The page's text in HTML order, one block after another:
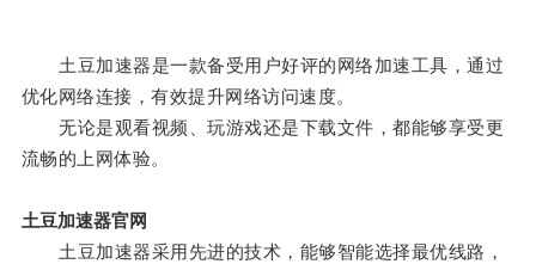
土豆加速器是一款备受用户好评的网络加速工具，通过
优化网络连接，有效提升网络访问速度。
无论是观看视频、玩游戏还是下载文件，都能够享受更
流畅的上网体验。
土豆加速器官网
土豆加速器采用先进的技术，能够智能选择最优线路，